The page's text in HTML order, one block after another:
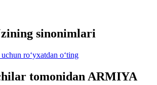
sinonimlari
ro‘yxatdan o‘ting
tomonidan ARMIYA